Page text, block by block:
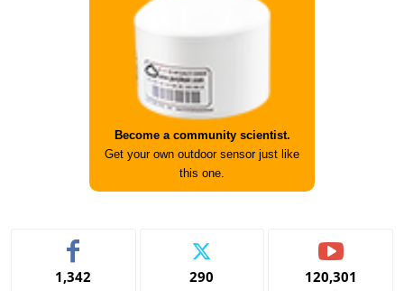
Become a community scientist.
Get your own outdoor sensor just like
this one.
1,342 290 120,301